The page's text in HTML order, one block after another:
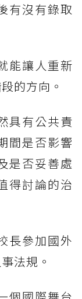
有沒有錄取
能讓人重新
的方向。
具有公共責
間是否影響
是否妥善處
得討論的治
長參加國外
法規。